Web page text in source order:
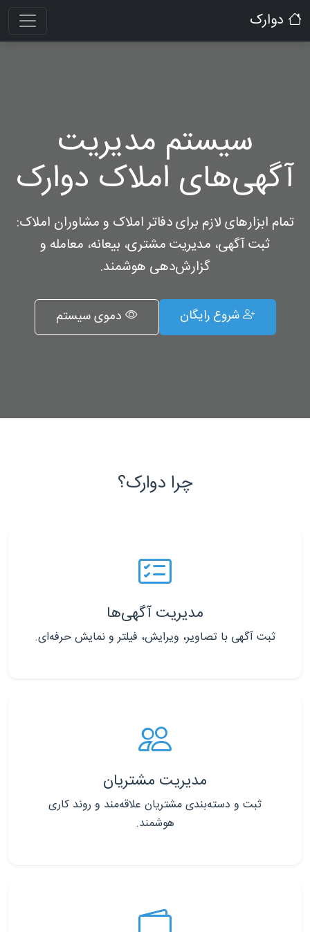
دوارک
سیستم مدیریت
آگهی‌های املاک دوارک
تمام ابزارهای لازم برای دفاتر املاک و مشاوران املاک:
ثبت آگهی، مدیریت مشتری، بیعانه، معامله و
گزارش‌دهی هوشمند.
شروع رایگان دموی سیستم
چرا دوارک؟
مدیریت آگهی‌ها
ثبت آگهی با تصاویر، ویرایش، فیلتر و نمایش حرفه‌ای.
مدیریت مشتریان
ثبت و دسته‌بندی مشتریان علاقه‌مند و روند کاری
هوشمند.